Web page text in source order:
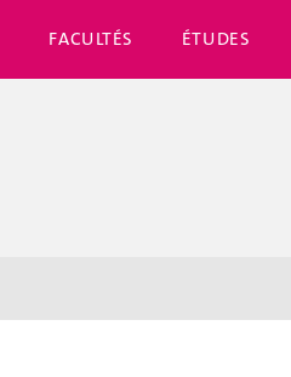
FACULTÉS ÉTUDES